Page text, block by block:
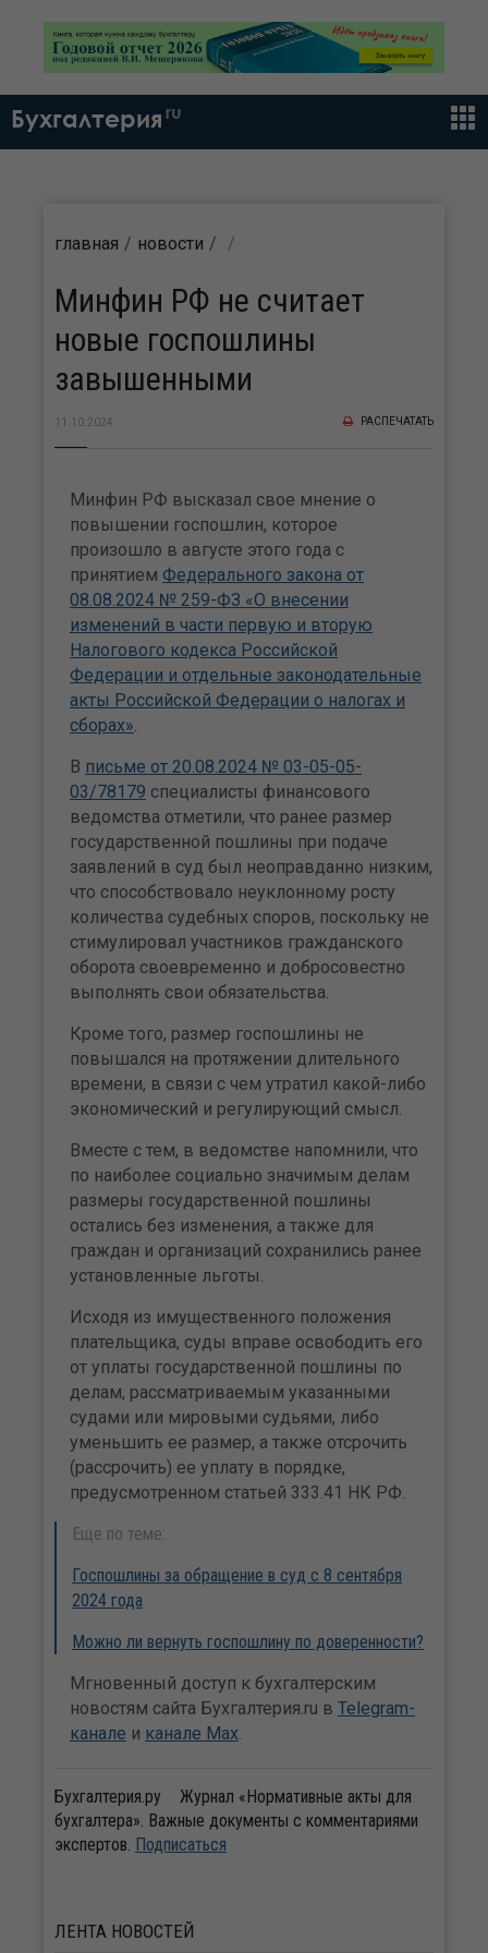
Бухгалтерия ru
главная новости
Минфин РФ не считает
новые госпошлины
завышенными
11.10.2024 РАСПЕЧАТАТЬ
Минфин РФ высказал свое мнение о
повышении госпошлин, которое
произошло в августе этого года с
принятием Федерального закона от
08.08.2024 № 259-ФЗ «О внесении
изменений в части первую и вторую
Налогового кодекса Российской
Федерации и отдельные законодательные
акты Российской Федерации о налогах и
сборах».
В письме от 20.08.2024 № 03-05-05-
03/78179 специалисты финансового
ведомства отметили, что ранее размер
государственной пошлины при подаче
заявлений в суд был неоправданно низким,
что способствовало неуклонному росту
количества судебных споров, поскольку не
стимулировал участников гражданского
оборота своевременно и добросовестно
выполнять свои обязательства.
Кроме того, размер госпошлины не
повышался на протяжении длительного
времени, в связи с чем утратил какой-либо
экономический и регулирующий смысл.
Вместе с тем, в ведомстве напомнили, что
по наиболее социально значимым делам
размеры государственной пошлины
остались без изменения, а также для
граждан и организаций сохранились ранее
установленные льготы.
Исходя из имущественного положения
плательщика, суды вправе освободить его
от уплаты государственной пошлины по
делам, рассматриваемым указанными
судами или мировыми судьями, либо
уменьшить ее размер, а также отсрочить
(рассрочить) ее уплату в порядке,
предусмотренном статьей 333.41 НК РФ.
Еще по теме:
Госпошлины за обращение в суд с 8 сентября
2024 года
Можно ли вернуть госпошлину по доверенности?
Мгновенный доступ к бухгалтерским
новостям сайта Бухгалтерия.ru в Telegram-
канале и канале Max.
Бухгалтерия.ру
Журнал «Нормативные акты для
бухгалтера». Важные документы с комментариями
экспертов. Подписаться
ЛЕНТА НОВОСТЕЙ